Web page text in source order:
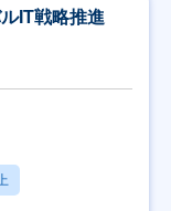
IT戦略推進